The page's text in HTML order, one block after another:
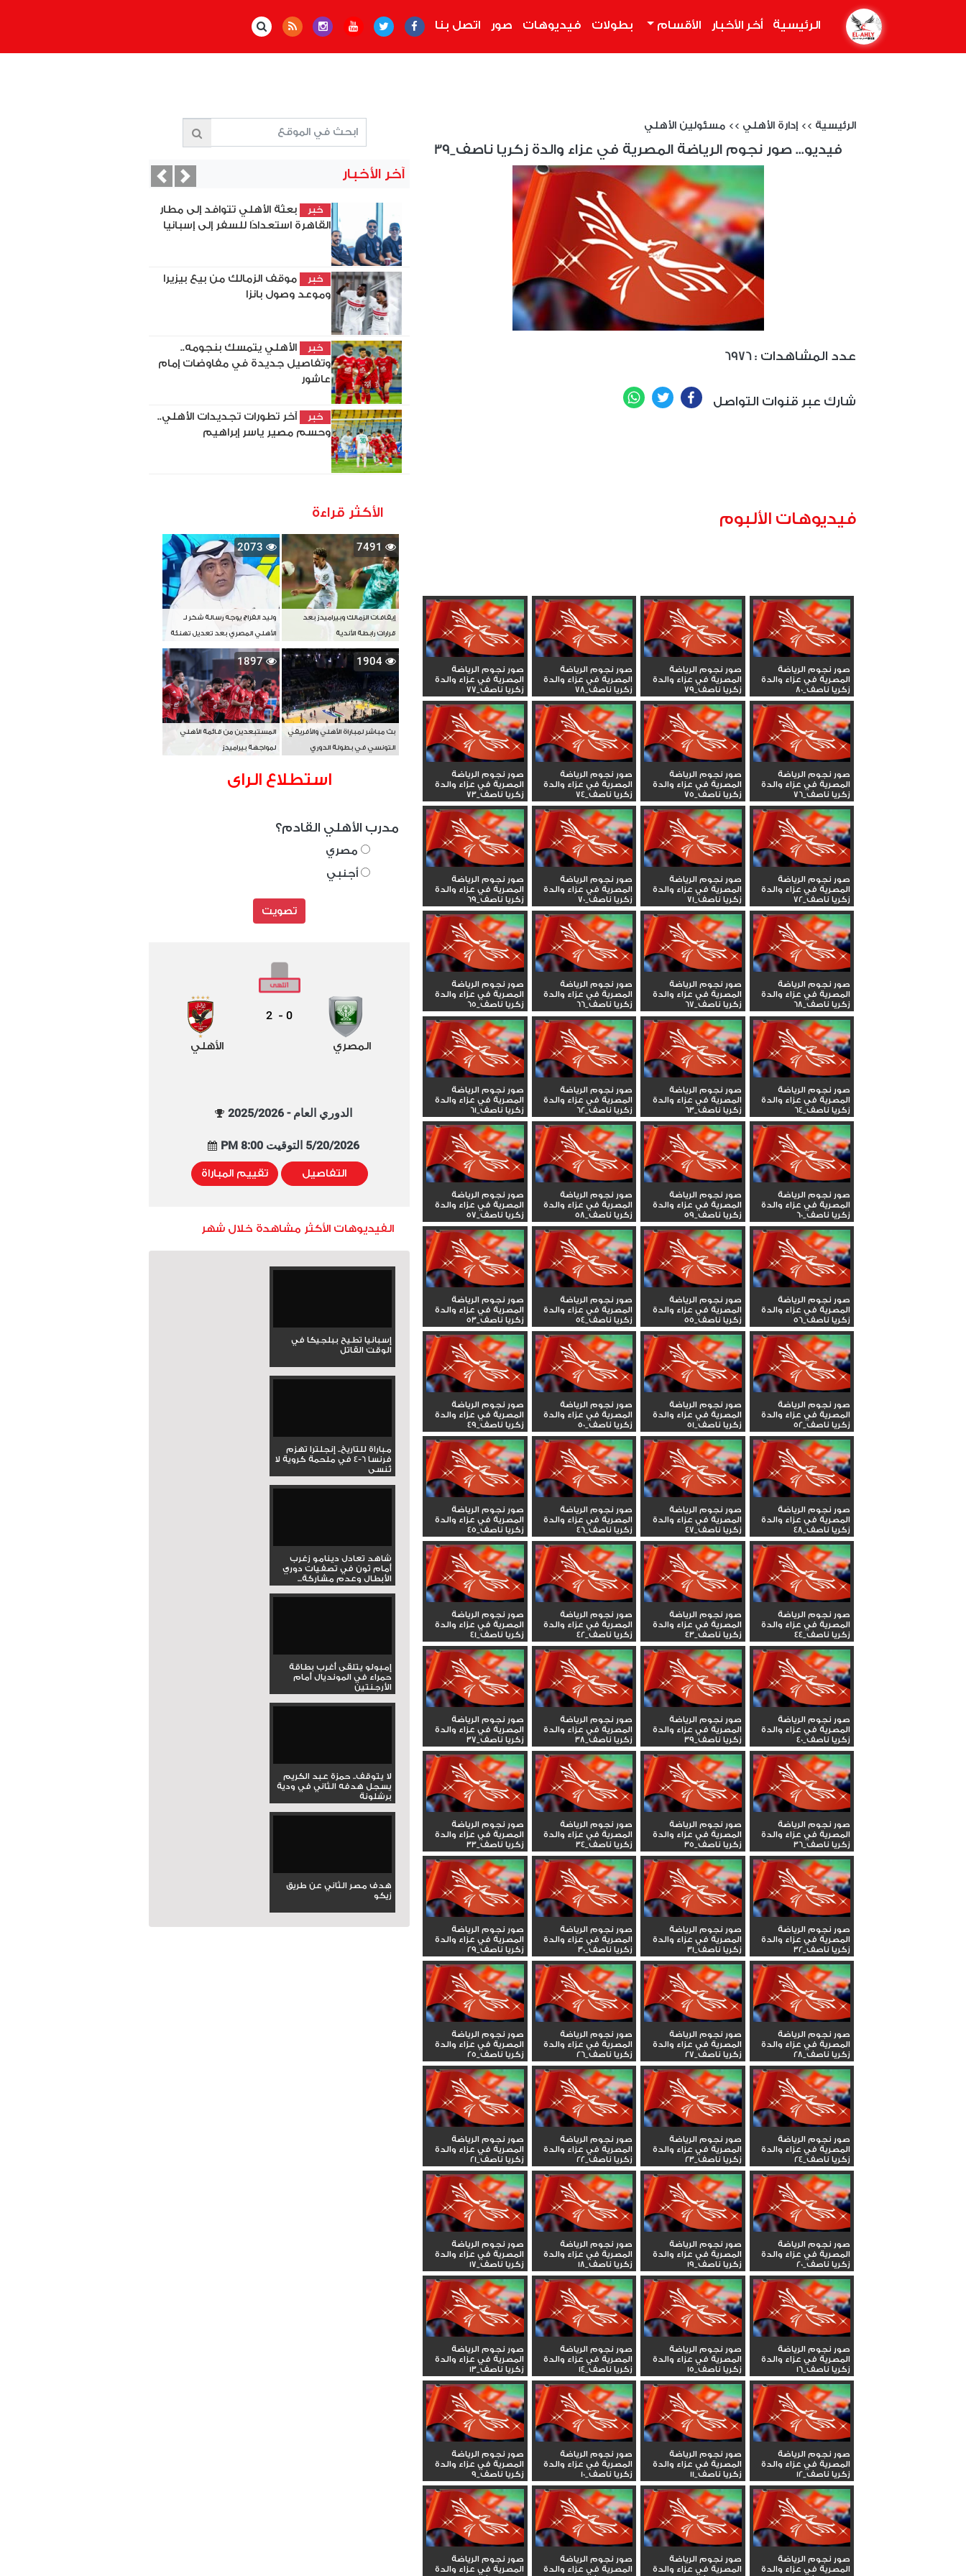
الرئيسية أخر الأخبار الأقسام بطولات فيديوهات صور اتصل بنا
الرئيسية >> إدارة الأهلي >> مسئولين الأهلي
فيديو... صور نجوم الرياضة المصرية في عزاء والدة زكريا ناصف_39
6976 : عدد المشاهدات
شارك عبر قنوات التواصل Facebook
Twitter
WhatsApp
فيديوهات الألبوم
صور نجوم الرياضة
المصرية في عزاء والدة
زكريا ناصف_80
صور نجوم الرياضة
المصرية في عزاء والدة
زكريا ناصف_79
صور نجوم الرياضة
المصرية في عزاء والدة
زكريا ناصف_78
صور نجوم الرياضة
المصرية في عزاء والدة
زكريا ناصف_77
صور نجوم الرياضة
المصرية في عزاء والدة
زكريا ناصف_76
صور نجوم الرياضة
المصرية في عزاء والدة
زكريا ناصف_75
صور نجوم الرياضة
المصرية في عزاء والدة
زكريا ناصف_74
صور نجوم الرياضة
المصرية في عزاء والدة
زكريا ناصف_73
صور نجوم الرياضة
المصرية في عزاء والدة
زكريا ناصف_72
صور نجوم الرياضة
المصرية في عزاء والدة
زكريا ناصف_71
صور نجوم الرياضة
المصرية في عزاء والدة
زكريا ناصف_70
صور نجوم الرياضة
المصرية في عزاء والدة
زكريا ناصف_69
صور نجوم الرياضة
المصرية في عزاء والدة
زكريا ناصف_68
صور نجوم الرياضة
المصرية في عزاء والدة
زكريا ناصف_67
صور نجوم الرياضة
المصرية في عزاء والدة
زكريا ناصف_66
صور نجوم الرياضة
المصرية في عزاء والدة
زكريا ناصف_65
صور نجوم الرياضة
المصرية في عزاء والدة
زكريا ناصف_64
صور نجوم الرياضة
المصرية في عزاء والدة
زكريا ناصف_63
صور نجوم الرياضة
المصرية في عزاء والدة
زكريا ناصف_62
صور نجوم الرياضة
المصرية في عزاء والدة
زكريا ناصف_61
صور نجوم الرياضة
المصرية في عزاء والدة
زكريا ناصف_60
صور نجوم الرياضة
المصرية في عزاء والدة
زكريا ناصف_59
صور نجوم الرياضة
المصرية في عزاء والدة
زكريا ناصف_58
صور نجوم الرياضة
المصرية في عزاء والدة
زكريا ناصف_57
صور نجوم الرياضة
المصرية في عزاء والدة
زكريا ناصف_56
صور نجوم الرياضة
المصرية في عزاء والدة
زكريا ناصف_55
صور نجوم الرياضة
المصرية في عزاء والدة
زكريا ناصف_54
صور نجوم الرياضة
المصرية في عزاء والدة
زكريا ناصف_53
صور نجوم الرياضة
المصرية في عزاء والدة
زكريا ناصف_52
صور نجوم الرياضة
المصرية في عزاء والدة
زكريا ناصف_51
صور نجوم الرياضة
المصرية في عزاء والدة
زكريا ناصف_50
صور نجوم الرياضة
المصرية في عزاء والدة
زكريا ناصف_49
صور نجوم الرياضة
المصرية في عزاء والدة
زكريا ناصف_48
صور نجوم الرياضة
المصرية في عزاء والدة
زكريا ناصف_47
صور نجوم الرياضة
المصرية في عزاء والدة
زكريا ناصف_46
صور نجوم الرياضة
المصرية في عزاء والدة
زكريا ناصف_45
صور نجوم الرياضة
المصرية في عزاء والدة
زكريا ناصف_44
صور نجوم الرياضة
المصرية في عزاء والدة
زكريا ناصف_43
صور نجوم الرياضة
المصرية في عزاء والدة
زكريا ناصف_42
صور نجوم الرياضة
المصرية في عزاء والدة
زكريا ناصف_41
صور نجوم الرياضة
المصرية في عزاء والدة
زكريا ناصف_40
صور نجوم الرياضة
المصرية في عزاء والدة
زكريا ناصف_39
صور نجوم الرياضة
المصرية في عزاء والدة
زكريا ناصف_38
صور نجوم الرياضة
المصرية في عزاء والدة
زكريا ناصف_37
صور نجوم الرياضة
المصرية في عزاء والدة
زكريا ناصف_36
صور نجوم الرياضة
المصرية في عزاء والدة
زكريا ناصف_35
صور نجوم الرياضة
المصرية في عزاء والدة
زكريا ناصف_34
صور نجوم الرياضة
المصرية في عزاء والدة
زكريا ناصف_33
صور نجوم الرياضة
المصرية في عزاء والدة
زكريا ناصف_32
صور نجوم الرياضة
المصرية في عزاء والدة
زكريا ناصف_31
صور نجوم الرياضة
المصرية في عزاء والدة
زكريا ناصف_30
صور نجوم الرياضة
المصرية في عزاء والدة
زكريا ناصف_29
صور نجوم الرياضة
المصرية في عزاء والدة
زكريا ناصف_28
صور نجوم الرياضة
المصرية في عزاء والدة
زكريا ناصف_27
صور نجوم الرياضة
المصرية في عزاء والدة
زكريا ناصف_26
صور نجوم الرياضة
المصرية في عزاء والدة
زكريا ناصف_25
صور نجوم الرياضة
المصرية في عزاء والدة
زكريا ناصف_24
صور نجوم الرياضة
المصرية في عزاء والدة
زكريا ناصف_23
صور نجوم الرياضة
المصرية في عزاء والدة
زكريا ناصف_22
صور نجوم الرياضة
المصرية في عزاء والدة
زكريا ناصف_21
صور نجوم الرياضة
المصرية في عزاء والدة
زكريا ناصف_20
صور نجوم الرياضة
المصرية في عزاء والدة
زكريا ناصف_19
صور نجوم الرياضة
المصرية في عزاء والدة
زكريا ناصف_18
صور نجوم الرياضة
المصرية في عزاء والدة
زكريا ناصف_17
صور نجوم الرياضة
المصرية في عزاء والدة
زكريا ناصف_16
صور نجوم الرياضة
المصرية في عزاء والدة
زكريا ناصف_15
صور نجوم الرياضة
المصرية في عزاء والدة
زكريا ناصف_14
صور نجوم الرياضة
المصرية في عزاء والدة
زكريا ناصف_13
صور نجوم الرياضة
المصرية في عزاء والدة
زكريا ناصف_12
صور نجوم الرياضة
المصرية في عزاء والدة
زكريا ناصف_11
صور نجوم الرياضة
المصرية في عزاء والدة
زكريا ناصف_10
صور نجوم الرياضة
المصرية في عزاء والدة
زكريا ناصف_9
صور نجوم الرياضة
المصرية في عزاء والدة
صور نجوم الرياضة
المصرية في عزاء والدة
صور نجوم الرياضة
المصرية في عزاء والدة
صور نجوم الرياضة
المصرية في عزاء والدة
آخر الأخبار
خبر
بعثة الأهلي تتوافد إلى مطار
القاهرة استعدادًا للسفر إلى إسبانيا
خبر
موقف الزمالك من بيع بيزيرا
وموعد وصول بانزا
خبر
الأهلي يتمسك بنجومه..
وتفاصيل جديدة في مفاوضات إمام
عاشور
خبر
آخر تطورات تجديدات الأهلي..
وحسم مصير ياسر إبراهيم
PreviousNext
الأكثر قراءة
7491
إيقافات الزمالك وبيراميدز بعد
قرارات رابطة الأندية
2073
وليد الفراج يوجه رسالة شكر لـ
الأهلي المصري بعد تعديل تهنئة
بطل آسيا
1904
بث مباشر لمباراة الأهلي والأفريقي
التونسي في بطولة الدوري
1897
المستبعدين من قائمة الأهلي
لمواجهة بيراميدز
استطلاع الراى
مدرب الأهلي القادم؟
مصري
أجنبي
تصويت
المصري
0
-
2
الأهلي
الدوري العام - 2025/2026
5/20/2026 التوقيت 8:00 PM
التفاصيل تقييم المباراة
الفيديوهات الأكثر مشاهدة خلال شهر
إسبانيا تطيح ببلجيكا في
الوقت القاتل
مباراة للتاريخ.. إنجلترا تهزم
فرنسا 6-4 في ملحمة كروية لا
تُنسى
شاهد تعادل دينامو زغرب
أمام ثون في تصفيات دوري
الأبطال وعدم مشاركة...
إمبولو يتلقى أغرب بطاقة
حمراء في المونديال أمام
الأرجنتين
لا يتوقف.. حمزة عبد الكريم
يسجل هدفه الثاني في ودية
برشلونة
هدف مصر الثاني عن طريق
زيكو